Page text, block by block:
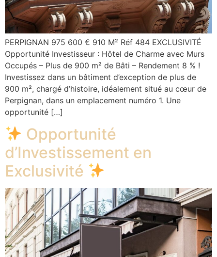
PERPIGNAN 975 600 € 910 M² Réf 484 EXCLUSIVITÉ
Opportunité Investisseur : Hôtel de Charme avec Murs
Occupés – Plus de 900 m² de Bâti – Rendement 8 % !
Investissez dans un bâtiment d’exception de plus de
900 m², chargé d’histoire, idéalement situé au cœur de
Perpignan, dans un emplacement numéro 1. Une
opportunité […]
Opportunité
d’Investissement en
Exclusivité